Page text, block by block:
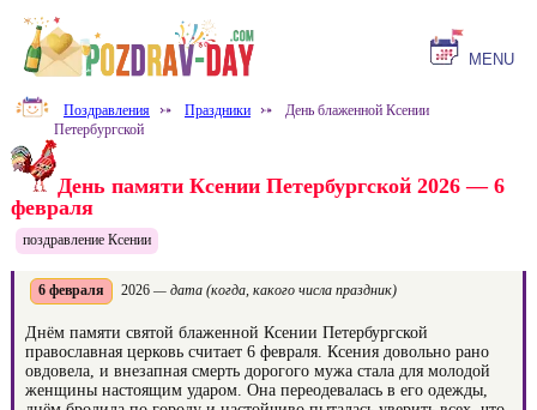
MENU
Поздравления ⤐ Праздники ⤐
День блаженной Ксении
Петербургской
День памяти Ксении Петербургской 2026 — 6
февраля
поздравление Ксении
6 февраля 2026 — дата (когда, какого числа праздник)
Днём памяти святой блаженной Ксении Петербургской
православная церковь считает 6 февраля. Ксения довольно рано
овдовела, и внезапная смерть дорогого мужа стала для молодой
женщины настоящим ударом. Она переодевалась в его одежды,